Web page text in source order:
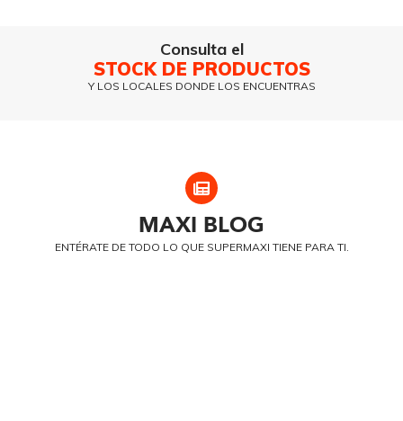
Consulta el
STOCK DE PRODUCTOS
Y LOS LOCALES DONDE LOS ENCUENTRAS
MAXI BLOG
ENTÉRATE DE TODO LO QUE SUPERMAXI TIENE PARA TI.